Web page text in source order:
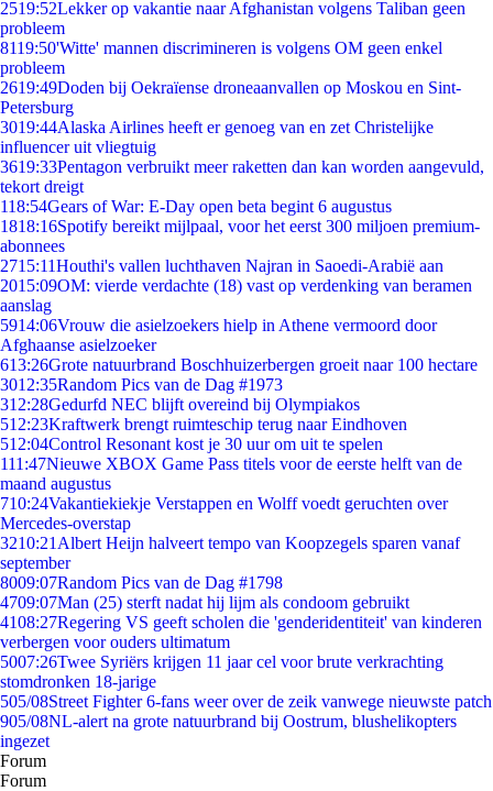
2519:52Lekker op vakantie naar Afghanistan volgens Taliban geen
probleem
8119:50'Witte' mannen discrimineren is volgens OM geen enkel
probleem
2619:49Doden bij Oekraïense droneaanvallen op Moskou en Sint-
Petersburg
3019:44Alaska Airlines heeft er genoeg van en zet Christelijke
influencer uit vliegtuig
3619:33Pentagon verbruikt meer raketten dan kan worden aangevuld,
tekort dreigt
118:54Gears of War: E-Day open beta begint 6 augustus
1818:16Spotify bereikt mijlpaal, voor het eerst 300 miljoen premium-
abonnees
2715:11Houthi's vallen luchthaven Najran in Saoedi-Arabië aan
2015:09OM: vierde verdachte (18) vast op verdenking van beramen
aanslag
5914:06Vrouw die asielzoekers hielp in Athene vermoord door
Afghaanse asielzoeker
613:26Grote natuurbrand Boschhuizerbergen groeit naar 100 hectare
3012:35Random Pics van de Dag #1973
312:28Gedurfd NEC blijft overeind bij Olympiakos
512:23Kraftwerk brengt ruimteschip terug naar Eindhoven
512:04Control Resonant kost je 30 uur om uit te spelen
111:47Nieuwe XBOX Game Pass titels voor de eerste helft van de
maand augustus
710:24Vakantiekiekje Verstappen en Wolff voedt geruchten over
Mercedes-overstap
3210:21 Albert Heijn halveert tempo van Koopzegels sparen vanaf
september
8009:07Random Pics van de Dag #1798
4709:07Man (25) sterft nadat hij lijm als condoom gebruikt
4108:27Regering VS geeft scholen die 'genderidentiteit' van kinderen
verbergen voor ouders ultimatum
5007:26Twee Syriërs krijgen 11 jaar cel voor brute verkrachting
stomdronken 18-jarige
505/08Street Fighter 6-fans weer over de zeik vanwege nieuwste patch
905/08NL-alert na grote natuurbrand bij Oostrum, blushelikopters
ingezet
Forum
Forum